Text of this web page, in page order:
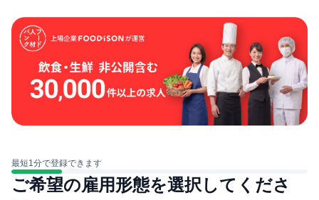
最短1分で登録できます
ご希望の雇用形態を選択してくださ